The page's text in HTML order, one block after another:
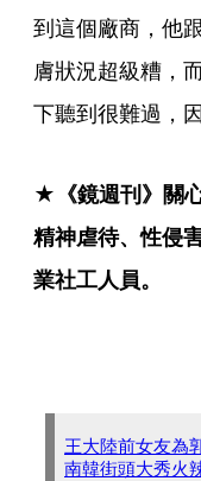
到這個廠商，他
膚狀況超級糟，
下聽到很難過，
★《鏡週刊》關
精神虐待、性侵
業社工人員。
王大陸前女友為
南韓街頭大秀火